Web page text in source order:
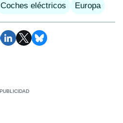
Coches eléctricos Europa